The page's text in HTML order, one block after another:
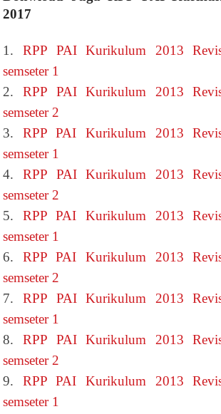
2017
1. RPP PAI Kurikulum 2013
semseter 1
2. RPP PAI Kurikulum 2013
semseter 2
3. RPP PAI Kurikulum 2013
semseter 1
4. RPP PAI Kurikulum 2013
semseter 2
5. RPP PAI Kurikulum 2013
semseter 1
6. RPP PAI Kurikulum 2013
semseter 2
7. RPP PAI Kurikulum 2013
semseter 1
8. RPP PAI Kurikulum 2013
semseter 2
9. RPP PAI Kurikulum 2013
semseter 1